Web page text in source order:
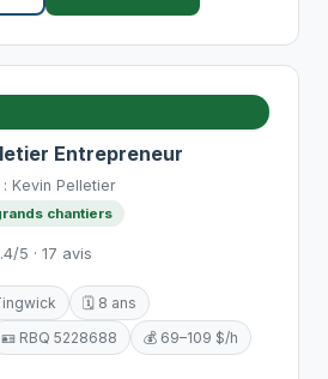
Entrepreneur
Kevin Pelletier
chantiers
5 · 17 avis
🗓️ 8 ans
🪪 RBQ 5228688 💰 69–109 $/h